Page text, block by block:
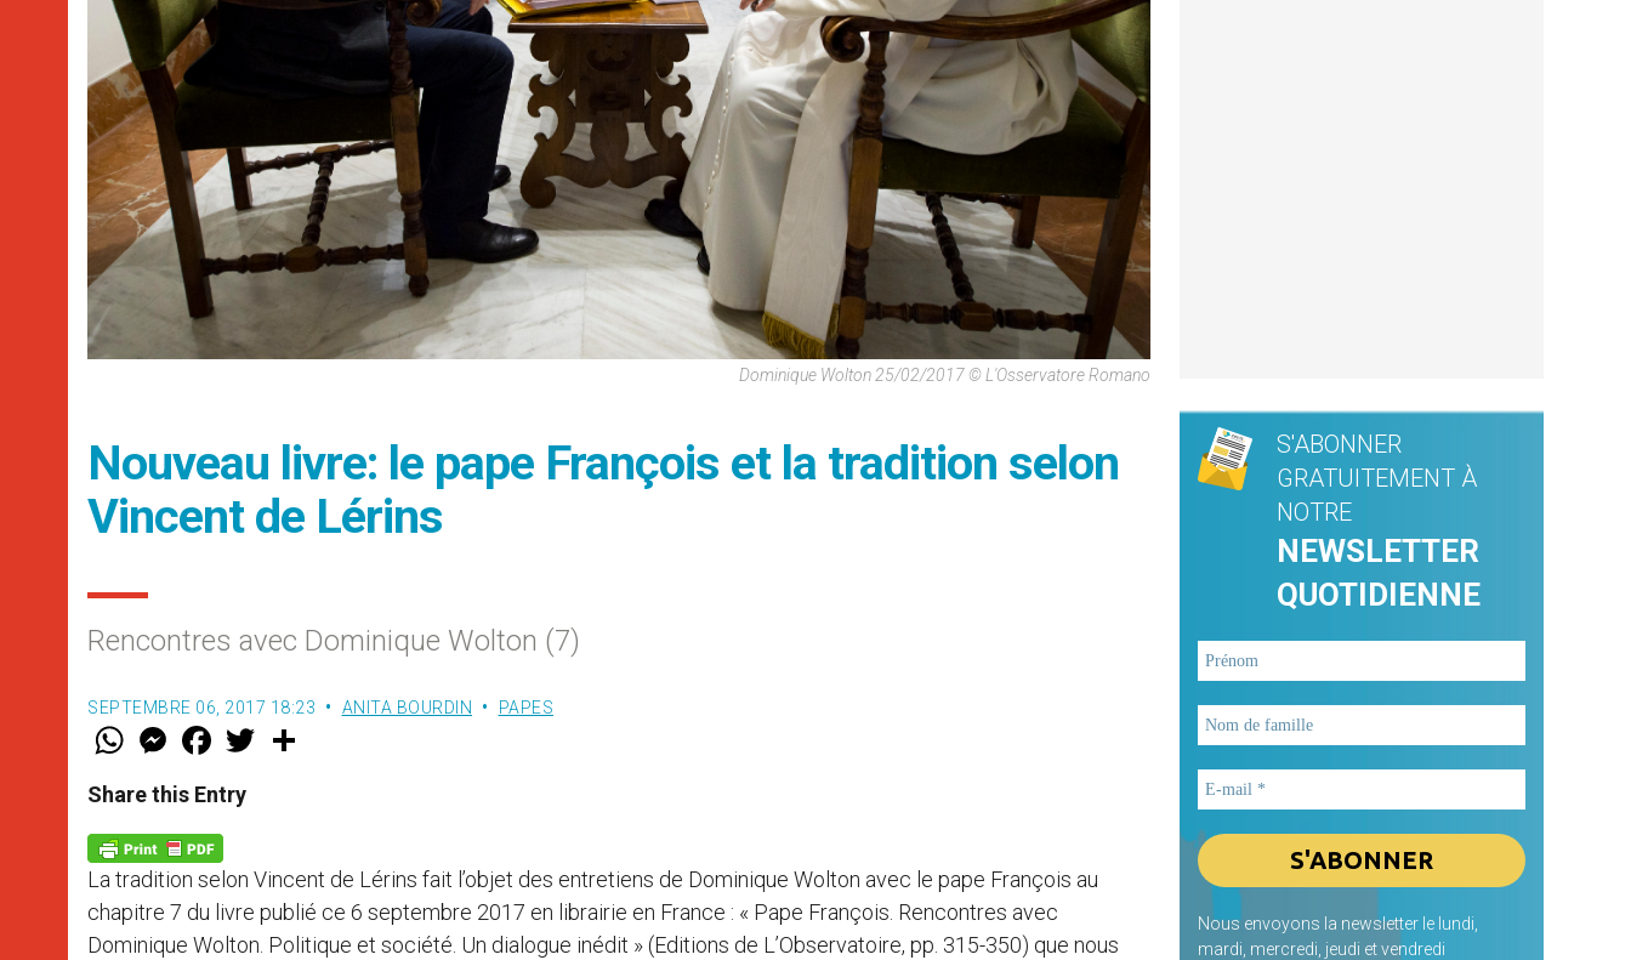
Dominique Wolton 25/02/2017 © L'Osservatore Romano
Nouveau livre: le pape François et la tradition selon
Vincent de Lérins
Rencontres avec Dominique Wolton (7)
SEPTEMBRE 06, 2017 18:23 ANITA BOURDIN PAPES
W
t
s
p
p
M
e
s
e
g
e
r
F
a
e
b
k
w
Share this Entry
La tradition selon Vincent de Lérins fait l’objet des entretiens de Dominique Wolton avec le pape François au
chapitre 7 du livre publié ce 6 septembre 2017 en librairie en France : « Pape François. Rencontres avec
Dominique Wolton. Politique et société. Un dialogue inédit » (Editions de L’Observatoire, pp. 315-350) que nous
S'ABONNER
GRATUITEMENT À
NOTRE
NEWSLETTER
QUOTIDIENNE
Nous envoyons la newsletter le lundi,
mardi, mercredi, jeudi et vendredi